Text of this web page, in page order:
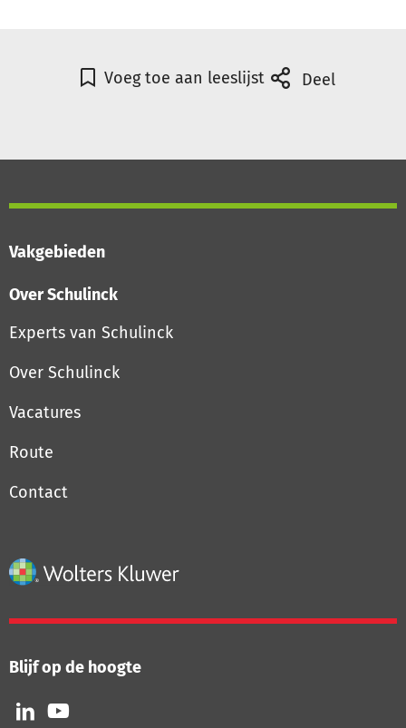
Voeg toe aan leeslijst Deel
Vakgebieden
Over Schulinck
Experts van Schulinck
Over Schulinck
Vacatures
Route
Contact
Blijf op de hoogte
Volg
ons
Volg
ons